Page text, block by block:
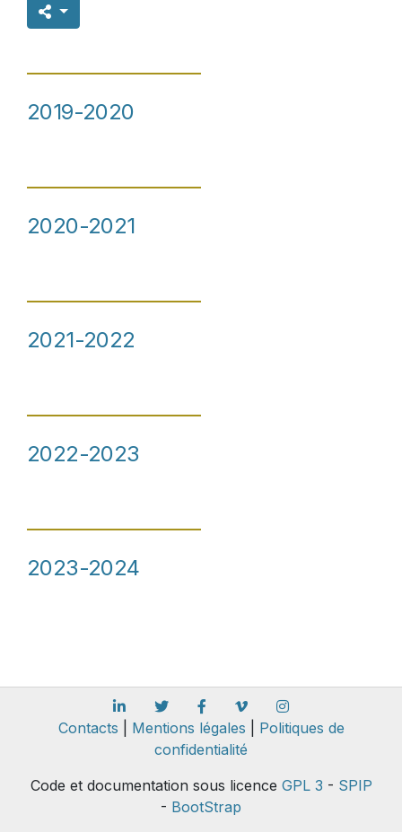
2019-2020
2020-2021
2021-2022
2022-2023
2023-2024
Contacts Mentions légales
Politiques de
confidentialité
Code et documentation sous licence GPL 3 - SPIP
- BootStrap